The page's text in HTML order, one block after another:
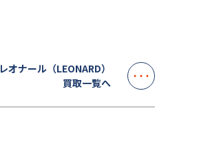
レオナール（LEONARD）
買取一覧へ